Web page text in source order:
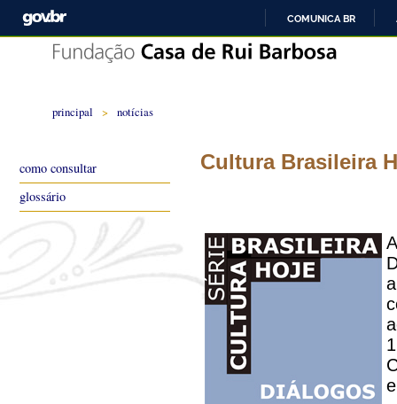
COMUNICA BR
principal > notícias
Cultura Brasileira
como consultar
glossário